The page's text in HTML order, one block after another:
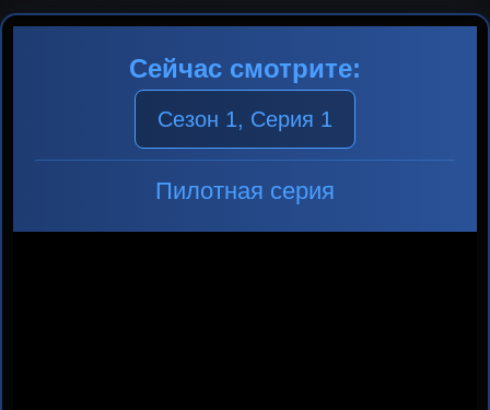
Сейчас смотрите:
Сезон 1, Серия 1
Пилотная серия